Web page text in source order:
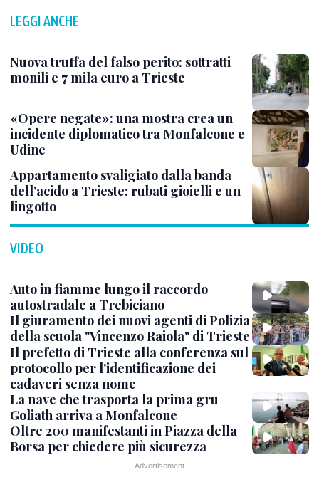
LEGGI ANCHE
Nuova truffa del falso perito: sottratti
monili e 7 mila euro a Trieste
«Opere negate»: una mostra crea un
incidente diplomatico tra Monfalcone e
Udine
Appartamento svaligiato dalla banda
dell’acido a Trieste: rubati gioielli e un
lingotto
VIDEO
Auto in fiamme lungo il raccordo
autostradale a Trebiciano
Il giuramento dei nuovi agenti di Polizia
della scuola "Vincenzo Raiola" di Trieste
Il prefetto di Trieste alla conferenza sul
protocollo per l'identificazione dei
cadaveri senza nome
La nave che trasporta la prima gru
Goliath arriva a Monfalcone
Oltre 200 manifestanti in Piazza della
Borsa per chiedere più sicurezza